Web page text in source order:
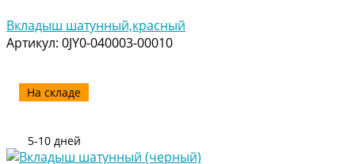
Вкладыш шатунный,красный
Артикул: 0JY0-040003-00010
На складе
5-10 дней